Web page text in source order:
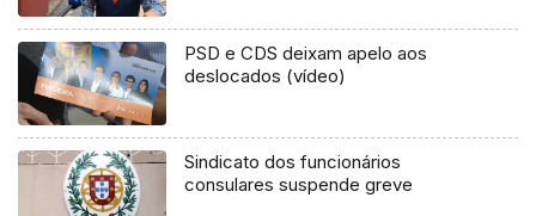
PSD e CDS deixam apelo aos
deslocados (vídeo)
Sindicato dos funcionários
consulares suspende greve